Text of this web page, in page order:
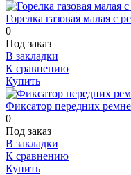
Горелка газовая малая с
0
Под заказ
В закладки
К сравнению
Купить
Фиксатор передних
0
Под заказ
В закладки
К сравнению
Купить